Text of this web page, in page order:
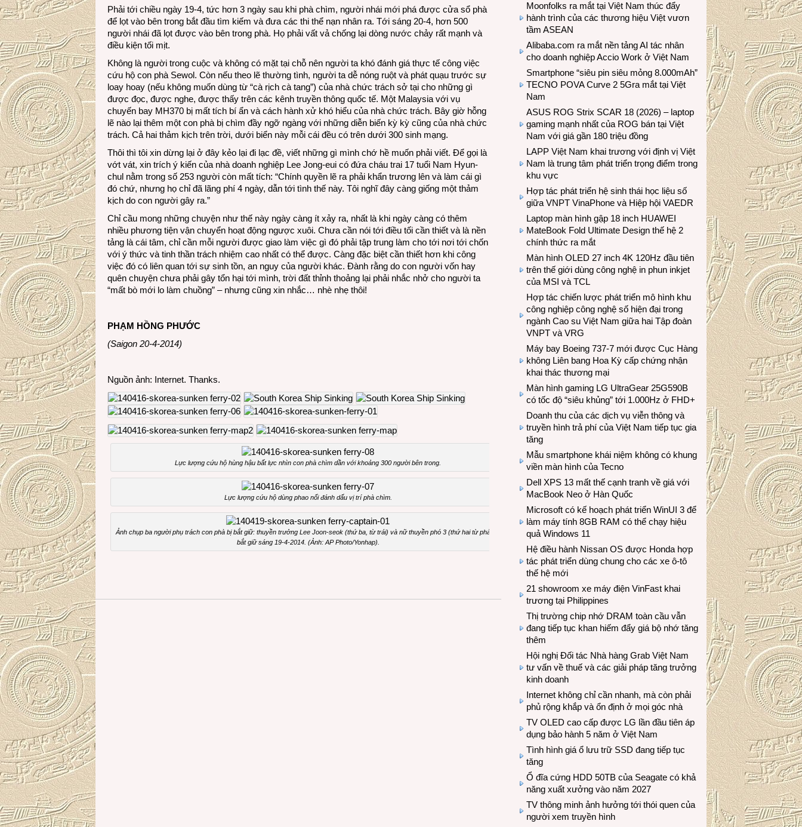
Phải tới chiều ngày 19-4, tức hơn 3 ngày sau khi phà chìm, người nhái mới phá được cửa sổ phà
để lọt vào bên trong bắt đầu tìm kiếm và đưa các thi thể nạn nhân ra. Tới sáng 20-4, hơn 500
người nhái đã lọt được vào bên trong phà. Họ phải vất vả chống lại dòng nước chảy rất mạnh và
điều kiện tối mịt.
Không là người trong cuộc và không có mặt tại chỗ nên người ta khó đánh giá thực tế công việc
cứu hộ con phà Sewol. Còn nếu theo lẽ thường tình, người ta dễ nóng ruột và phát quạu trước sự
loay hoay (nếu không muốn dùng từ “cà rịch cà tang”) của nhà chức trách sở tại cho những gì
được đọc, được nghe, được thấy trên các kênh truyền thông quốc tế. Một Malaysia với vụ
chuyến bay MH370 bị mất tích bí ẩn và cách hành xử khó hiểu của nhà chức trách. Bây giờ hỗng
lẽ nào lại thêm một con phà bị chìm đầy ngỡ ngàng với những diễn biến kỳ kỳ cũng của nhà chức
trách. Cả hai thảm kịch trên trời, dưới biển này mỗi cái đều có trên dưới 300 sinh mạng.
Thôi thì tôi xin dừng lại ở đây kẻo lại đi lạc đề, viết những gì mình chớ hề muốn phải viết. Để gọi là
vớt vát, xin trích ý kiến của nhà doanh nghiệp Lee Jong-eui có đứa cháu trai 17 tuổi Nam Hyun-
chul nằm trong số 253 người còn mất tích: “Chính quyền lẽ ra phải khẩn trương lên và làm cái gì
đó chứ, nhưng họ chỉ đã lãng phí 4 ngày, dẫn tới tình thế này. Tôi nghĩ đây càng giống một thảm
kịch do con người gây ra.”
Chỉ cầu mong những chuyện như thế này ngày càng ít xảy ra, nhất là khi ngày càng có thêm
nhiều phương tiện vận chuyển hoạt động ngược xuôi. Chưa cần nói tới điều tối cần thiết và là nền
tảng là cái tâm, chỉ cần mỗi người được giao làm việc gì đó phải tập trung làm cho tới nơi tới chốn
với ý thức và tinh thần trách nhiệm cao nhất có thể được. Càng đặc biệt cần thiết hơn khi công
việc đó có liên quan tới sự sinh tồn, an nguy của người khác. Đành rằng do con người vốn hay
quên chuyện chưa phải gây tổn hại tới mình, trời đất thỉnh thoảng lại phải nhắc nhở cho người ta
“mất bò mới lo làm chuồng” – nhưng cũng xin nhắc… nhè nhẹ thôi!
PHẠM HỒNG PHƯỚC
(Saigon 20-4-2014)
Nguồn ảnh: Internet. Thanks.
Lực lượng cứu hộ hùng hậu bất lực nhìn con phà chìm dần với khoảng 300 người bên trong.
Lực lượng cứu hộ dùng phao nổi đánh dấu vị trí phà chìm.
Ảnh chụp ba người phụ trách con phà bị bắt giữ: thuyền trưởng Lee Joon-seok (thứ ba, từ trái) và nữ thuyền phó 3 (thứ hai từ phải) bị
bắt giữ sáng 19-4-2014. (Ảnh: AP Photo/Yonhap).
Moonfolks ra mắt tại Việt Nam thúc đẩy
hành trình của các thương hiệu Việt vươn
tầm ASEAN
Alibaba.com ra mắt nền tảng AI tác nhân
cho doanh nghiệp Accio Work ở Việt Nam
Smartphone “siêu pin siêu mỏng 8.000mAh”
TECNO POVA Curve 2 5Gra mắt tại Việt
Nam
ASUS ROG Strix SCAR 18 (2026) – laptop
gaming mạnh nhất của ROG bán tại Việt
Nam với giá gần 180 triệu đồng
LAPP Việt Nam khai trương với định vị Việt
Nam là trung tâm phát triển trọng điểm trong
khu vực
Hợp tác phát triển hệ sinh thái học liệu số
giữa VNPT VinaPhone và Hiệp hội VAEDR
Laptop màn hình gập 18 inch HUAWEI
MateBook Fold Ultimate Design thế hệ 2
chính thức ra mắt
Màn hình OLED 27 inch 4K 120Hz đầu tiên
trên thế giới dùng công nghệ in phun inkjet
của MSI và TCL
Hợp tác chiến lược phát triển mô hình khu
công nghiệp công nghệ số hiện đại trong
ngành Cao su Việt Nam giữa hai Tập đoàn
VNPT và VRG
Máy bay Boeing 737-7 mới được Cục Hàng
không Liên bang Hoa Kỳ cấp chứng nhận
khai thác thương mại
Màn hình gaming LG UltraGear 25G590B
có tốc độ “siêu khủng” tới 1.000Hz ở FHD+
Doanh thu của các dịch vụ viễn thông và
truyền hình trả phí của Việt Nam tiếp tục gia
tăng
Mẫu smartphone khái niệm không có khung
viền màn hình của Tecno
Dell XPS 13 mất thế cạnh tranh về giá với
MacBook Neo ở Hàn Quốc
Microsoft có kế hoạch phát triển WinUI 3 để
làm máy tính 8GB RAM có thể chạy hiệu
quả Windows 11
Hệ điều hành Nissan OS được Honda hợp
tác phát triển dùng chung cho các xe ô-tô
thế hệ mới
21 showroom xe máy điện VinFast khai
trương tại Philippines
Thị trường chip nhớ DRAM toàn cầu vẫn
đang tiếp tục khan hiếm đẩy giá bộ nhớ tăng
thêm
Hội nghị Đối tác Nhà hàng Grab Việt Nam
tư vấn về thuế và các giải pháp tăng trưởng
kinh doanh
Internet không chỉ cần nhanh, mà còn phải
phủ rộng khắp và ổn định ở mọi góc nhà
TV OLED cao cấp được LG lần đầu tiên áp
dụng bảo hành 5 năm ở Việt Nam
Tình hình giá ổ lưu trữ SSD đang tiếp tục
tăng
Ổ đĩa cứng HDD 50TB của Seagate có khả
năng xuất xưởng vào năm 2027
TV thông minh ảnh hưởng tới thói quen của
người xem truyền hình